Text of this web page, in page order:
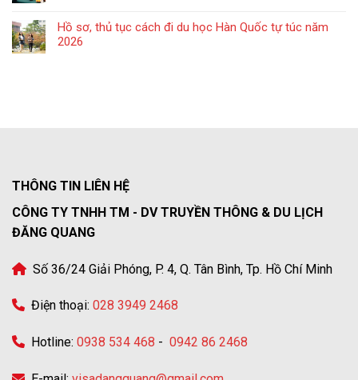
Hồ sơ, thủ tục cách đi du học Hàn Quốc tự túc năm
2026
THÔNG TIN LIÊN HỆ
CÔNG TY TNHH TM - DV TRUYỀN THÔNG & DU LỊCH
ĐĂNG QUANG
Số 36/24 Giải Phóng, P. 4, Q. Tân Bình, Tp. Hồ Chí Minh
Điện thoại: 028 3949 2468
Hotline: 0938 534 468 - 0942 86 2468